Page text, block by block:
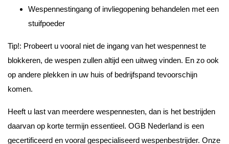
Wespennestingang of invliegopening behandelen met een
stuifpoeder
Tip!: Probeert u vooral niet de ingang van het wespennest te
blokkeren, de wespen zullen altijd een uitweg vinden. En zo ook
op andere plekken in uw huis of bedrijfspand tevoorschijn
komen.
Heeft u last van meerdere wespennesten, dan is het bestrijden
daarvan op korte termijn essentieel. OGB Nederland is een
gecertificeerd en vooral gespecialiseerd wespenbestrijder. Onze